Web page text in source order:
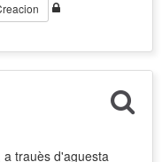
trauès d'aguesta